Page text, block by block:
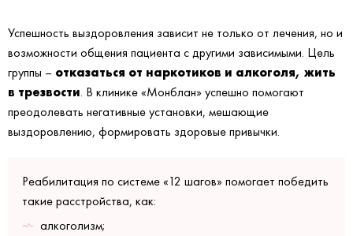
Успешность выздоровления зависит не только от лечения, но и
возможности общения пациента с другими зависимыми. Цель
группы – отказаться от наркотиков и алкоголя, жить
в трезвости. В клинике «Монблан» успешно помогают
преодолевать негативные установки, мешающие
выздоровлению, формировать здоровые привычки.
Реабилитация по системе «12 шагов» помогает победить
такие расстройства, как:
алкоголизм;